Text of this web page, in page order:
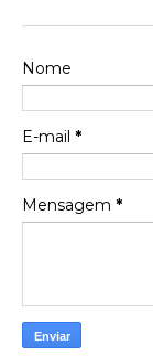
futuras
Francierton
Espero que
que estou
Nome
E-mail *
Mensagem *